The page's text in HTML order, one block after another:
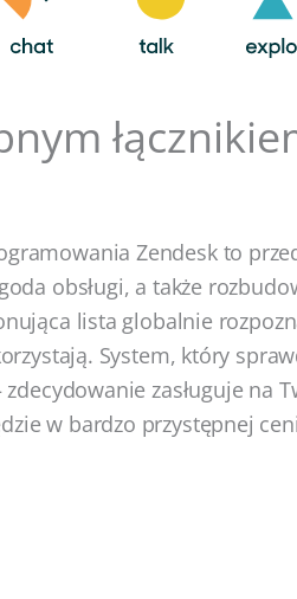
Zendesk to
obsługi, a także
lista globalnie
System, który
zasługuje na
w bardzo przystępnej